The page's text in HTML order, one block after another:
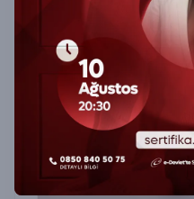
Büyükbaş Hayvan
verimli besicilik
sağlığı ve beslenme
yetkinlik kazanın.